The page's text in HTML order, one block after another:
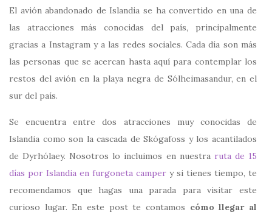
El avión abandonado de Islandia se ha convertido en una de
las atracciones más conocidas del país, principalmente
gracias a Instagram y a las redes sociales. Cada día son más
las personas que se acercan hasta aquí para contemplar los
restos del avión en la playa negra de Sólheimasandur, en el
sur del país.
Se encuentra entre dos atracciones muy conocidas de
Islandia como son la cascada de Skógafoss y los acantilados
de Dyrhólaey. Nosotros lo incluimos en nuestra ruta de 15
días por Islandia en furgoneta camper y si tienes tiempo, te
recomendamos que hagas una parada para visitar este
curioso lugar. En este post te contamos cómo llegar al